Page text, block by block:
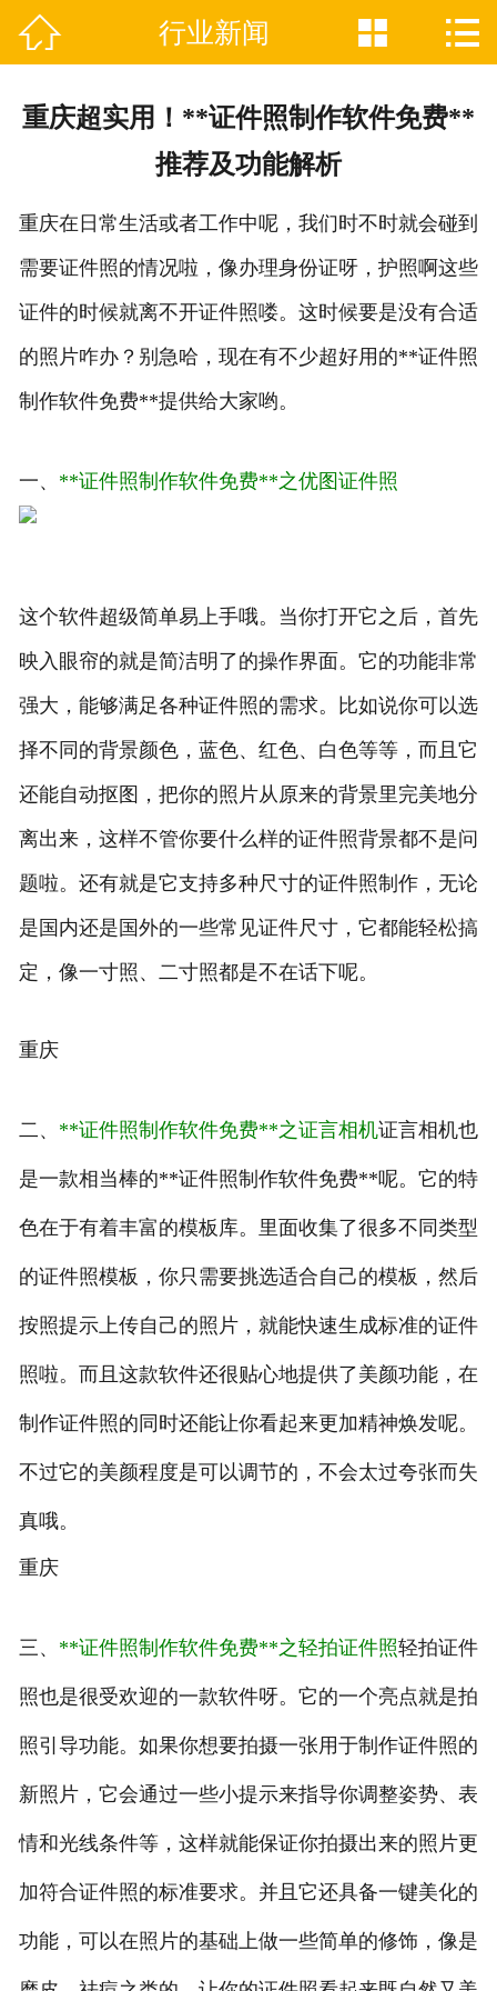
网站首页
联系我们
 行业新闻  
重庆超实用！**证件照制作软件免费**
推荐及功能解析
重庆在日常生活或者工作中呢，我们时不时就会碰到
需要证件照的情况啦，像办理身份证呀，护照啊这些
证件的时候就离不开证件照喽。这时候要是没有合适
的照片咋办？别急哈，现在有不少超好用的**证件照
制作软件免费**提供给大家哟。
一、 **证件照制作软件免费**之优图证件照
这个软件超级简单易上手哦。当你打开它之后，首先
映入眼帘的就是简洁明了的操作界面。它的功能非常
强大，能够满足各种证件照的需求。比如说你可以选
择不同的背景颜色，蓝色、红色、白色等等，而且它
还能自动抠图，把你的照片从原来的背景里完美地分
离出来，这样不管你要什么样的证件照背景都不是问
题啦。还有就是它支持多种尺寸的证件照制作，无论
是国内还是国外的一些常见证件尺寸，它都能轻松搞
定，像一寸照、二寸照都是不在话下呢。
重庆
二、 **证件照制作软件免费**之证言相机证言相机也
是一款相当棒的**证件照制作软件免费**呢。它的特
色在于有着丰富的模板库。里面收集了很多不同类型
的证件照模板，你只需要挑选适合自己的模板，然后
按照提示上传自己的照片，就能快速生成标准的证件
照啦。而且这款软件还很贴心地提供了美颜功能，在
制作证件照的同时还能让你看起来更加精神焕发呢。
不过它的美颜程度是可以调节的，不会太过夸张而失
真哦。
重庆
三、 **证件照制作软件免费**之轻拍证件照轻拍证件
照也是很受欢迎的一款软件呀。它的一个亮点就是拍
照引导功能。如果你想要拍摄一张用于制作证件照的
新照片，它会通过一些小提示来指导你调整姿势、表
情和光线条件等，这样就能保证你拍摄出来的照片更
加符合证件照的标准要求。并且它还具备一键美化的
功能，可以在照片的基础上做一些简单的修饰，像是